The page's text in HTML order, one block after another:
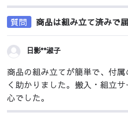
質問 商品は組み立て済みで
日影**淑子
商品の組み立てが簡単で、付
く助かりました。搬入・組立
心でした。